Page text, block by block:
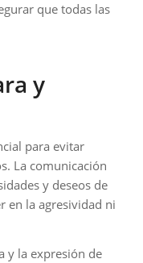
que todas las
y
para evitar
La comunicación
y deseos de
en la agresividad ni
y la expresión de